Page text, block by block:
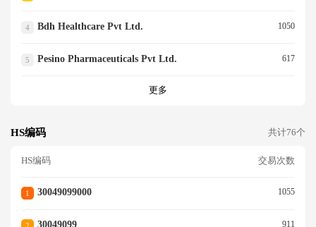
4 Bdh Healthcare Pvt Ltd. 1050
5 Pesino Pharmaceuticals Pvt Ltd. 617
更多
HS编码 共计76个
HS编码 交易次数
1 30049099000 1055
30049099 911